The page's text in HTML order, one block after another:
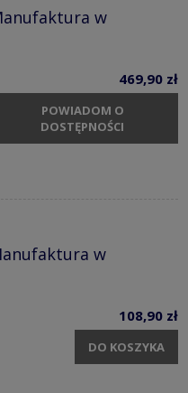
w
469,90 zł
POWIADOM O
DOSTĘPNOŚCI
w
108,90 zł
DO KOSZYKA